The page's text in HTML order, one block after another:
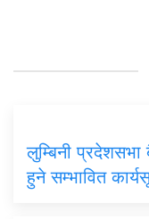
लुम्बिनी
हुने सम्भावित